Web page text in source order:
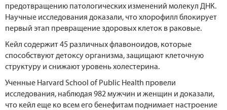
предотвращению патологических изменений молекул ДНК.
Научные исследования доказали, что хлорофилл блокирует
первый этап превращение здоровых клеток в раковые.
Кейл содержит 45 различных флавоноидов, которые
способствуют детоксу организма, защищают клеточную
структуру и снижают уровень холестерина.
Ученные Harvard School of Public Health провели
исследования, наблюдая 982 мужчин и женщин и доказали,
что кейл еще ко всем его бенефитам поднимает настроение